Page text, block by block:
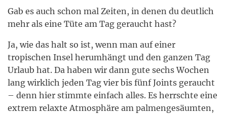
Gab es auch schon mal Zeiten, in denen du deutlich
mehr als eine Tüte am Tag geraucht hast?
Ja, wie das halt so ist, wenn man auf einer
tropischen Insel herumhängt und den ganzen Tag
Urlaub hat. Da haben wir dann gute sechs Wochen
lang wirklich jeden Tag vier bis fünf Joints geraucht
– denn hier stimmte einfach alles. Es herrschte eine
extrem relaxte Atmosphäre am palmengesäumten,